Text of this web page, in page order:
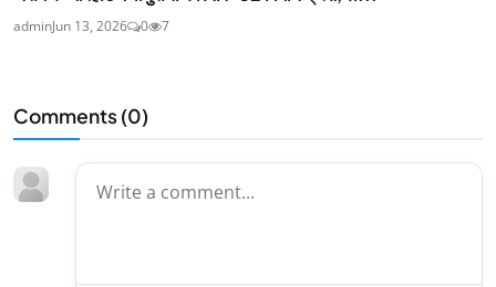
adminJun 13, 2026 0 7
Comments (0)